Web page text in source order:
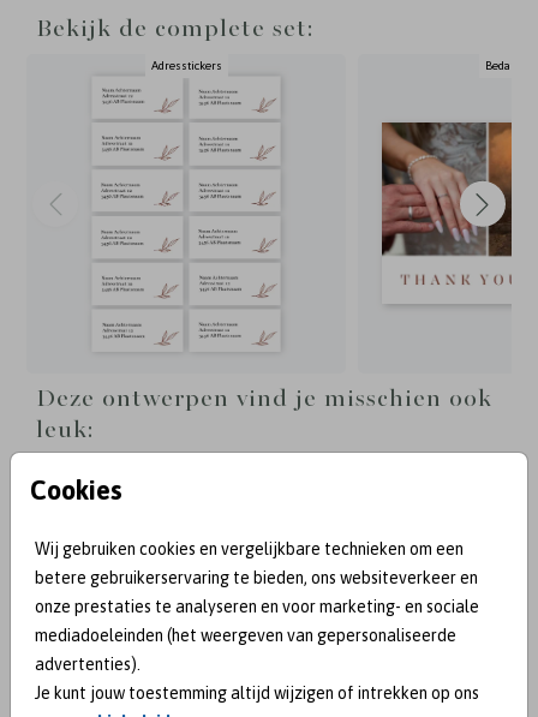
Cookies
Wij gebruiken cookies en vergelijkbare technieken om een
betere gebruikerservaring te bieden, ons websiteverkeer en
onze prestaties te analyseren en voor marketing- en sociale
mediadoeleinden (het weergeven van gepersonaliseerde
advertenties).
Je kunt jouw toestemming altijd wijzigen of intrekken op ons
Bekijk de complete set:
Adresstickers
Deze ontwerpen vind je misschien ook
leuk: